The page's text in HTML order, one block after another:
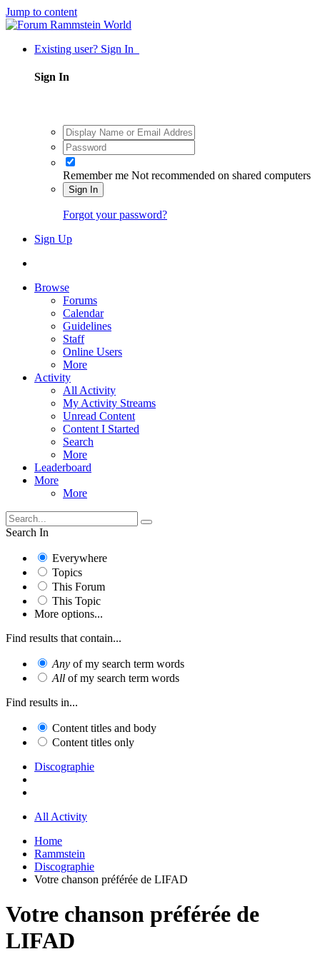
Jump to content
Existing user? Sign In
Sign In
Remember me Not recommended on shared computers
Sign In
Forgot your password?
Sign Up
Browse
Forums
Calendar
Guidelines
Staff
Online Users
More
Activity
All Activity
My Activity Streams
Unread Content
Content I Started
Search
More
Leaderboard
More
More
Search In
Everywhere
Topics
This Forum
This Topic
More options...
Find results that contain...
Any of my search term words
All of my search term words
Find results in...
Content titles and body
Content titles only
Discographie
All Activity
Home
Rammstein
Discographie
Votre chanson préférée de LIFAD
Votre chanson préférée de
LIFAD